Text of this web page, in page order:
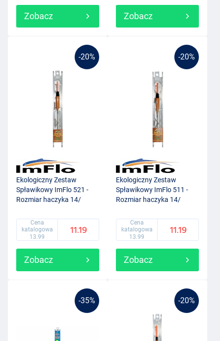
Zobacz Zobacz
-20%
Ekologiczny Zestaw
Spławikowy ImFlo 521 -
Rozmiar haczyka 14/
(0.75g)
Cena
katalogowa
13.99
11.19
Zobacz
-20%
Ekologiczny Zestaw
Spławikowy ImFlo 511 -
Rozmiar haczyka 14/
(0.5g)Cena
katalogowa
13.99
11.19
Zobacz
-35% -20%